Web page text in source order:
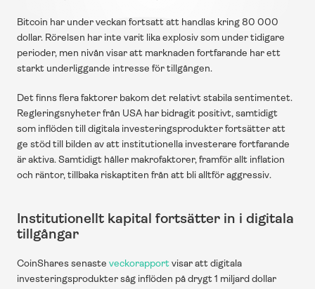
Bitcoin har under veckan fortsatt att handlas kring 80 000
dollar. Rörelsen har inte varit lika explosiv som under tidigare
perioder, men nivån visar att marknaden fortfarande har ett
starkt underliggande intresse för tillgången.
Det finns flera faktorer bakom det relativt stabila sentimentet.
Regleringsnyheter från USA har bidragit positivt, samtidigt
som inflöden till digitala investeringsprodukter fortsätter att
ge stöd till bilden av att institutionella investerare fortfarande
är aktiva. Samtidigt håller makrofaktorer, framför allt inflation
och räntor, tillbaka riskaptiten från att bli alltför aggressiv.
Institutionellt kapital fortsätter in i digitala
tillgångar
CoinShares senaste veckorapport visar att digitala
investeringsprodukter såg inflöden på drygt 1 miljard dollar